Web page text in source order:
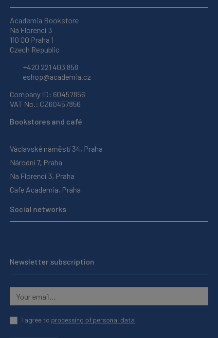
Academia Bookstore
Na Florenci 3
110 00 Praha 1
Czech Republic
+420 221 403 858
eshop@academia.cz
Company ID: 60457856
VAT No.: CZ60457856
Bookstores and café
Václavské náměstí 34, Praha
Národní 7, Praha
Na Florenci 3, Praha
Cafe Academia, Praha
Social networks
Newsletter subscription
I agree to processing of personal data